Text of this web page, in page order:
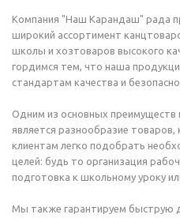
Компания "Наш Карандаш" рада
широкий ассортимент
школы и хозтоваров высокого
гордимся тем, что наша
стандартам качества и
Одним из основных
является разнообразие
клиентам легко подобрать
целей: будь то организация
подготовка к школьному уроку
Мы также гарантируем быструю